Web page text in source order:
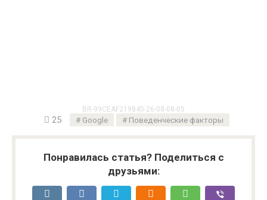
BR-99CEAF219845-26-08-08-05
25 Google Поведенческие факторы
Понравилась статья? Поделиться с
друзьями: